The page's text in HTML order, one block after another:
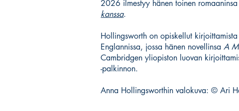
2026 ilmestyy hänen toinen romaaninsa
kanssa.
Hollingsworth on opiskellut kirjoittamista
Englannissa, jossa hänen novellinsaA
Cambridgen yliopiston luovan
-palkinnon.
Anna Hollingsworthin valokuva: © Ari